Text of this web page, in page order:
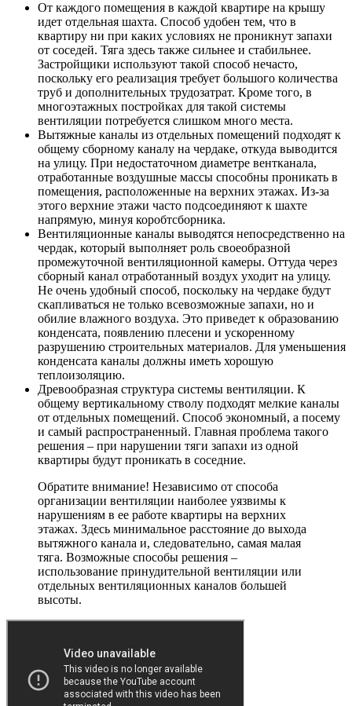
От каждого помещения в каждой квартире на крышу
идет отдельная шахта. Способ удобен тем, что в
квартиру ни при каких условиях не проникнут запахи
от соседей. Тяга здесь также сильнее и стабильнее.
Застройщики используют такой способ нечасто,
поскольку его реализация требует большого количества
труб и дополнительных трудозатрат. Кроме того, в
многоэтажных постройках для такой системы
вентиляции потребуется слишком много места.
Вытяжные каналы из отдельных помещений подходят к
общему сборному каналу на чердаке, откуда выводится
на улицу. При недостаточном диаметре вентканала,
отработанные воздушные массы способны проникать в
помещения, расположенные на верхних этажах. Из-за
этого верхние этажи часто подсоединяют к шахте
напрямую, минуя коробтсборника.
Вентиляционные каналы выводятся непосредственно на
чердак, который выполняет роль своеобразной
промежуточной вентиляционной камеры. Оттуда через
сборный канал отработанный воздух уходит на улицу.
Не очень удобный способ, поскольку на чердаке будут
скапливаться не только всевозможные запахи, но и
обилие влажного воздуха. Это приведет к образованию
конденсата, появлению плесени и ускоренному
разрушению строительных материалов. Для уменьшения
конденсата каналы должны иметь хорошую
теплоизоляцию.
Древообразная структура системы вентиляции. К
общему вертикальному стволу подходят мелкие каналы
от отдельных помещений. Способ экономный, а посему
и самый распространенный. Главная проблема такого
решения – при нарушении тяги запахи из одной
квартиры будут проникать в соседние.
Обратите внимание! Независимо от способа
организации вентиляции наиболее уязвимы к
нарушениям в ее работе квартиры на верхних
этажах. Здесь минимальное расстояние до выхода
вытяжного канала и, следовательно, самая малая
тяга. Возможные способы решения –
использование принудительной вентиляции или
отдельных вентиляционных каналов большей
высоты.